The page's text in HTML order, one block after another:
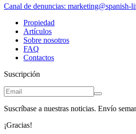
Canal de denuncias: marketing@spanish-
Propiedad
Artículos
Sobre nosotros
FAQ
Contactos
Suscripción
Suscríbase a nuestras noticias. Envío
¡Gracias!